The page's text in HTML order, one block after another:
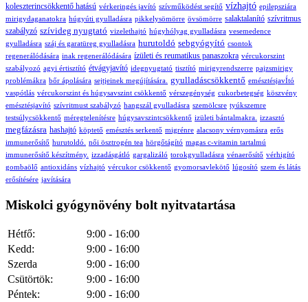
koleszterincsökkentő hatású vérkeringés javító szívműködést segítő vízhajtó epilepsziára
mirigydaganatokra húgyúti gyulladásra pikkelysömörre övsömörre salaktalanító szívritmus
szabályzó szívideg nyugtató vizelethajtó húgyhólyag gyulladásra vesemedence
gyulladásra száj és garatüreg gyulladásra hurutoldó sebgyógyító csontok
regenerálódására inak regenerálódására ízületi és reumatikus panaszokra vércukorszint
szabályozó agyi értisztító étvágyjavító idegnyugtató tisztító mirigyrendszerre pajzsmirigy
problémákra bőr ápolására sejtjeinek megújítására. gyulladáscsökkentő emésztésjavÍtó
vaspótlás vércukorszint és húgysavszint csökkentő vérszegénység cukorbetegség köszvény
emésztésjavító szívritmust szabályzó hangszál gyulladásra szemölcsre tyúkszemre
testsúlycsökkentő méregtelenítésre húgysavszintcsökkentő izületi bántalmakra. izzasztó
megfázásra hashajtó köptető emésztés serkentő migrénre alacsony vérnyomásra erős
immunerősítő hurutoldó. női ösztrogén tea hörgőtágító magas c-vitamin tartalmú
immunerősítő készítmény. izzadásgátló gargalizáló torokgyulladásra vénaerősítő vérhigító
gombaölő antioxidáns vízhajtó vércukor csökkentő gyomorsavlekötő lúgosító szem és látás
erősítésére javítására
Miskolci gyógynövény bolt nyitvatartása
Hétfő:
9:00 - 16:00
Kedd:
9:00 - 16:00
Szerda
9:00 - 16:00
Csütörtök:
9:00 - 16:00
Péntek:
9:00 - 16:00